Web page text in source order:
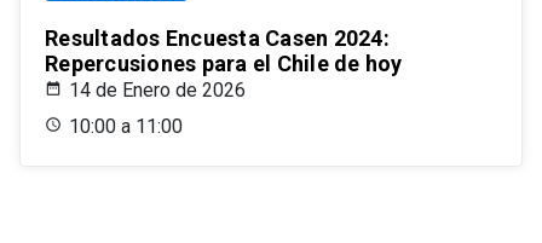
Resultados Encuesta Casen 2024:
Repercusiones para el Chile de hoy
14 de Enero de 2026
10:00 a 11:00